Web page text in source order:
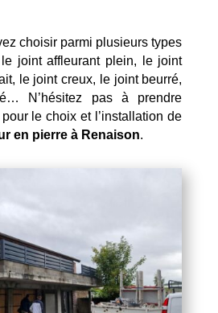
choisir parmi plusieurs types
joint affleurant plein, le joint
le joint creux, le joint beurré,
N’hésitez pas à prendre
le choix et l’installation de
en pierre à Renaison.